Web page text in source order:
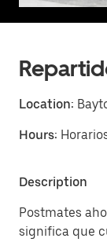
Location:
Hours:
Description
Postmates
significa que